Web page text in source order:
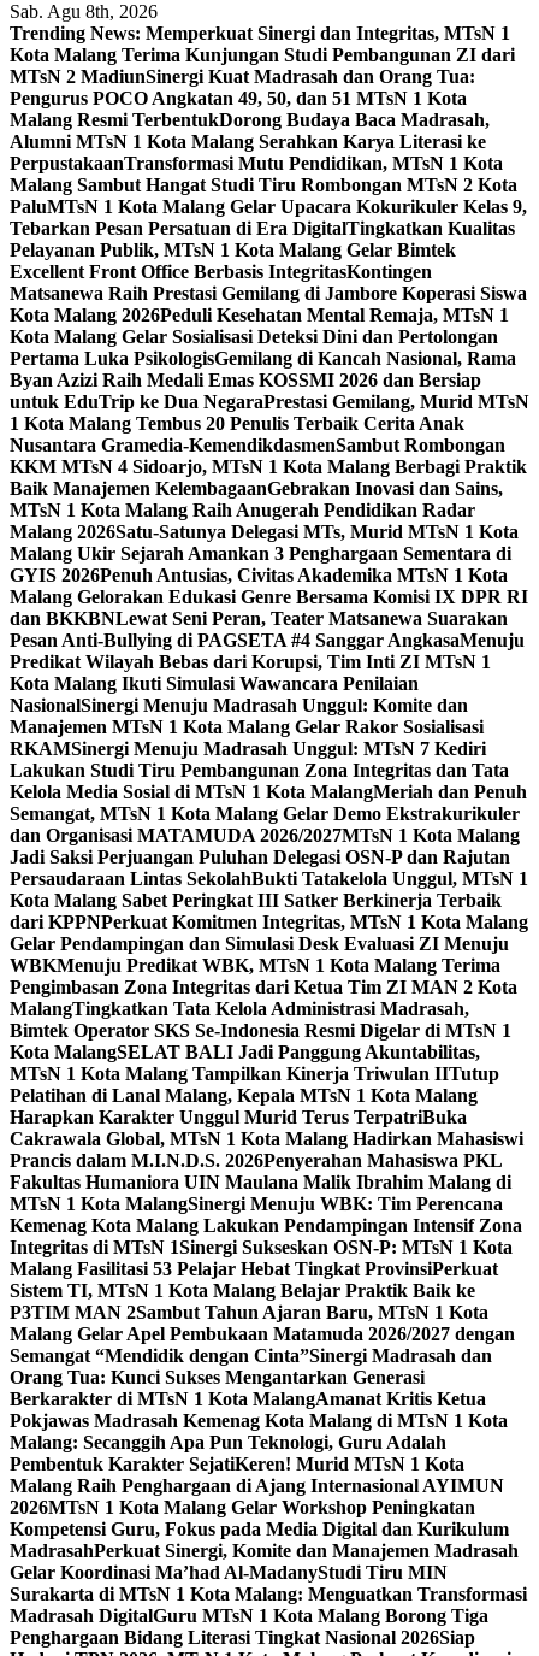
Sab. Agu 8th, 2026
Trending News: Memperkuat Sinergi dan Integritas, MTsN 1
Kota Malang Terima Kunjungan Studi Pembangunan ZI dari
MTsN 2 MadiunSinergi Kuat Madrasah dan Orang Tua:
Pengurus POCO Angkatan 49, 50, dan 51 MTsN 1 Kota
Malang Resmi TerbentukDorong Budaya Baca Madrasah,
Alumni MTsN 1 Kota Malang Serahkan Karya Literasi ke
PerpustakaanTransformasi Mutu Pendidikan, MTsN 1 Kota
Malang Sambut Hangat Studi Tiru Rombongan MTsN 2 Kota
PaluMTsN 1 Kota Malang Gelar Upacara Kokurikuler Kelas 9,
Tebarkan Pesan Persatuan di Era DigitalTingkatkan Kualitas
Pelayanan Publik, MTsN 1 Kota Malang Gelar Bimtek
Excellent Front Office Berbasis IntegritasKontingen
Matsanewa Raih Prestasi Gemilang di Jambore Koperasi Siswa
Kota Malang 2026Peduli Kesehatan Mental Remaja, MTsN 1
Kota Malang Gelar Sosialisasi Deteksi Dini dan Pertolongan
Pertama Luka PsikologisGemilang di Kancah Nasional, Rama
Byan Azizi Raih Medali Emas KOSSMI 2026 dan Bersiap
untuk EduTrip ke Dua NegaraPrestasi Gemilang, Murid MTsN
1 Kota Malang Tembus 20 Penulis Terbaik Cerita Anak
Nusantara Gramedia-KemendikdasmenSambut Rombongan
KKM MTsN 4 Sidoarjo, MTsN 1 Kota Malang Berbagi Praktik
Baik Manajemen KelembagaanGebrakan Inovasi dan Sains,
MTsN 1 Kota Malang Raih Anugerah Pendidikan Radar
Malang 2026Satu-Satunya Delegasi MTs, Murid MTsN 1 Kota
Malang Ukir Sejarah Amankan 3 Penghargaan Sementara di
GYIS 2026Penuh Antusias, Civitas Akademika MTsN 1 Kota
Malang Gelorakan Edukasi Genre Bersama Komisi IX DPR RI
dan BKKBNLewat Seni Peran, Teater Matsanewa Suarakan
Pesan Anti-Bullying di PAGSETA #4 Sanggar AngkasaMenuju
Predikat Wilayah Bebas dari Korupsi, Tim Inti ZI MTsN 1
Kota Malang Ikuti Simulasi Wawancara Penilaian
NasionalSinergi Menuju Madrasah Unggul: Komite dan
Manajemen MTsN 1 Kota Malang Gelar Rakor Sosialisasi
RKAMSinergi Menuju Madrasah Unggul: MTsN 7 Kediri
Lakukan Studi Tiru Pembangunan Zona Integritas dan Tata
Kelola Media Sosial di MTsN 1 Kota MalangMeriah dan Penuh
Semangat, MTsN 1 Kota Malang Gelar Demo Ekstrakurikuler
dan Organisasi MATAMUDA 2026/2027MTsN 1 Kota Malang
Jadi Saksi Perjuangan Puluhan Delegasi OSN-P dan Rajutan
Persaudaraan Lintas SekolahBukti Tatakelola Unggul, MTsN 1
Kota Malang Sabet Peringkat III Satker Berkinerja Terbaik
dari KPPNPerkuat Komitmen Integritas, MTsN 1 Kota Malang
Gelar Pendampingan dan Simulasi Desk Evaluasi ZI Menuju
WBKMenuju Predikat WBK, MTsN 1 Kota Malang Terima
Pengimbasan Zona Integritas dari Ketua Tim ZI MAN 2 Kota
MalangTingkatkan Tata Kelola Administrasi Madrasah,
Bimtek Operator SKS Se-Indonesia Resmi Digelar di MTsN 1
Kota MalangSELAT BALI Jadi Panggung Akuntabilitas,
MTsN 1 Kota Malang Tampilkan Kinerja Triwulan IITutup
Pelatihan di Lanal Malang, Kepala MTsN 1 Kota Malang
Harapkan Karakter Unggul Murid Terus TerpatriBuka
Cakrawala Global, MTsN 1 Kota Malang Hadirkan Mahasiswi
Prancis dalam M.I.N.D.S. 2026Penyerahan Mahasiswa PKL
Fakultas Humaniora UIN Maulana Malik Ibrahim Malang di
MTsN 1 Kota MalangSinergi Menuju WBK: Tim Perencana
Kemenag Kota Malang Lakukan Pendampingan Intensif Zona
Integritas di MTsN 1Sinergi Sukseskan OSN-P: MTsN 1 Kota
Malang Fasilitasi 53 Pelajar Hebat Tingkat ProvinsiPerkuat
Sistem TI, MTsN 1 Kota Malang Belajar Praktik Baik ke
P3TIM MAN 2Sambut Tahun Ajaran Baru, MTsN 1 Kota
Malang Gelar Apel Pembukaan Matamuda 2026/2027 dengan
Semangat “Mendidik dengan Cinta”Sinergi Madrasah dan
Orang Tua: Kunci Sukses Mengantarkan Generasi
Berkarakter di MTsN 1 Kota MalangAmanat Kritis Ketua
Pokjawas Madrasah Kemenag Kota Malang di MTsN 1 Kota
Malang: Secanggih Apa Pun Teknologi, Guru Adalah
Pembentuk Karakter SejatiKeren! Murid MTsN 1 Kota
Malang Raih Penghargaan di Ajang Internasional AYIMUN
2026MTsN 1 Kota Malang Gelar Workshop Peningkatan
Kompetensi Guru, Fokus pada Media Digital dan Kurikulum
MadrasahPerkuat Sinergi, Komite dan Manajemen Madrasah
Gelar Koordinasi Ma’had Al-MadanyStudi Tiru MIN
Surakarta di MTsN 1 Kota Malang: Menguatkan Transformasi
Madrasah DigitalGuru MTsN 1 Kota Malang Borong Tiga
Penghargaan Bidang Literasi Tingkat Nasional 2026Siap